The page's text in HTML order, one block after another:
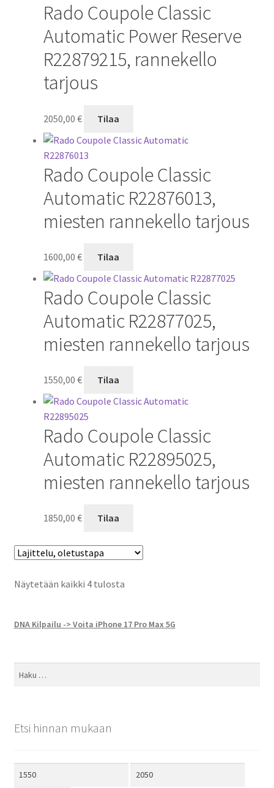
Rado Coupole Classic
Automatic Power Reserve
R22879215, rannekello
tarjous
2050,00 € Tilaa
Rado Coupole Classic
Automatic R22876013,
miesten rannekello tarjous
1600,00 € Tilaa
Rado Coupole Classic
Automatic R22877025,
miesten rannekello tarjous
1550,00 € Tilaa
Rado Coupole Classic
Automatic R22895025,
miesten rannekello tarjous
1850,00 € Tilaa
Näytetään kaikki 4 tulosta
DNA Kilpailu -> Voita iPhone 17 Pro Max 5G
Etsi hinnan mukaan